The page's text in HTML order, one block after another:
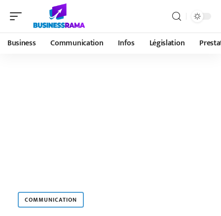
Business Communication Infos Législation
COMMUNICATION